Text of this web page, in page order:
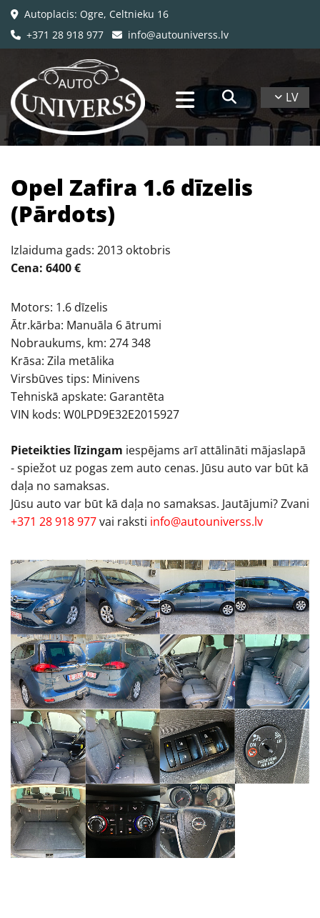
 Autoplacis: Ogre, Celtnieku 16
 +371 28 918 977  info@autouniverss.lv
LV
Opel Zafira 1.6 dīzelis
(Pārdots)
Izlaiduma gads: 2013 oktobris
Cena: 6400 €
Motors: 1.6 dīzelis
Ātr.kārba: Manuāla 6 ātrumi
Nobraukums, km: 274 348
Krāsa: Zila metālika
Virsbūves tips: Minivens
Tehniskā apskate: Garantēta
VIN kods: W0LPD9E32E2015927
Pieteikties līzingam iespējams arī attālināti mājaslapā
- spiežot uz pogas zem auto cenas. Jūsu auto var būt kā
daļa no samaksas.
Jūsu auto var būt kā daļa no samaksas. Jautājumi? Zvani
+371 28 918 977vai raksti info@autouniverss.lv